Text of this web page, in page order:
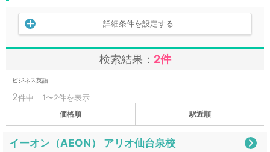
詳細条件を設定する
検索結果： 2件
ビジネス英語
2件中 1〜2件を表示
価格順 駅近順
イーオン（AEON） アリオ仙台泉校